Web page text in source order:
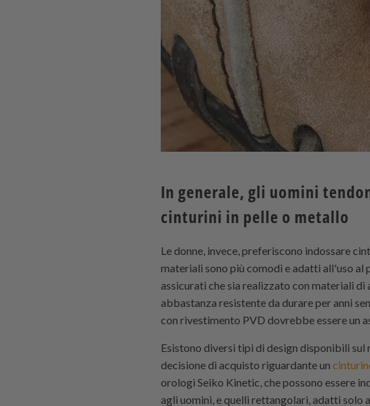
In generale, gli uomini
cinturini in pelle o metallo
Le donne, invece, preferiscono indossare
materiali sono più comodi e adatti all'uso al
assicurati che sia realizzato con materiali di
abbastanza resistente da durare per anni
con rivestimento PVD dovrebbe essere un
Esistono diversi tipi di design disponibili
decisione di acquisto riguardante un
orologi Seiko Kinetic, che possono essere
agli uomini, e quelli rettangolari, adatti solo